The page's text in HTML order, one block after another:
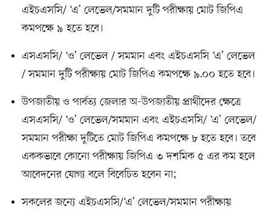
এইচএসসি/ ‘এ’ লেভেল/সমমান দুটি পরীক্ষায় মোট জিপিএ
কমপক্ষে ৯ হতে হবে।
এসএসসি/ ‘ও’ লেভেল / সমমান এবং এইচএসসি ‘এ’ লেভেল
/ সমমান দুটি পরীক্ষায় মোট জিপিএ কমপক্ষে ৯.০০ হতে হবে।
উপজাতীয় ও পার্বত্য জেলার অ-উপজাতীয় প্রার্থীদের ক্ষেত্রে
এসএসসি/ ‘ও’ লেভেল/সমমান এবং এইচএসসি/ ‘এ’ লেভেল/
সমমান পরীক্ষা দুটিতে মোট জিপিএ কমপক্ষে ৮ হতে হবে। তবে
এককভাবে কোনো পরীক্ষায় জিপিএ ৩ দশমিক ৫ এর কম হলে
আবেদনের যোগ্য বলে বিবেচিত হবেন না;
সকলের জন্যে এইচএসসি/‘এ’ লেভেল/সমমান পরীক্ষায়